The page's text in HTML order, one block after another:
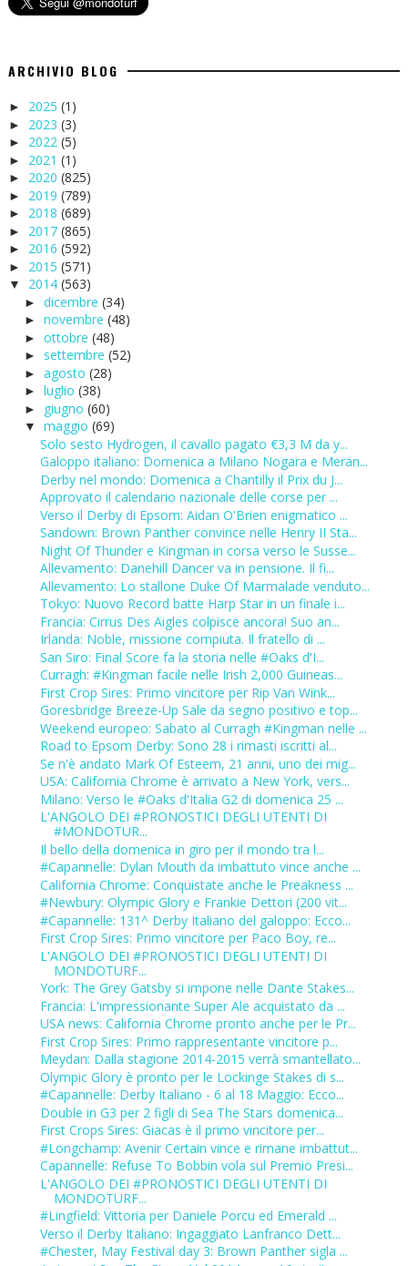
ARCHIVIO BLOG
► 2025 (1)
► 2023 (3)
► 2022 (5)
► 2021 (1)
► 2020 (825)
► 2019 (789)
► 2018 (689)
► 2017 (865)
► 2016 (592)
► 2015 (571)
▼ 2014 (563)
► dicembre (34)
► novembre (48)
► ottobre (48)
► settembre (52)
► agosto (28)
► luglio (38)
► giugno (60)
▼ maggio (69)
Solo sesto Hydrogen, il cavallo pagato €3,3 M da y...
Galoppo italiano: Domenica a Milano Nogara e Meran...
Derby nel mondo: Domenica a Chantilly il Prix du J...
Approvato il calendario nazionale delle corse per ...
Verso il Derby di Epsom: Aidan O'Brien enigmatico ...
Sandown: Brown Panther convince nelle Henry II Sta...
Night Of Thunder e Kingman in corsa verso le Susse...
Allevamento: Danehill Dancer va in pensione. Il fi...
Allevamento: Lo stallone Duke Of Marmalade venduto...
Tokyo: Nuovo Record batte Harp Star in un finale i...
Francia: Cirrus Des Aigles colpisce ancora! Suo an...
Irlanda: Noble, missione compiuta. Il fratello di ...
San Siro: Final Score fa la storia nelle #Oaks d'I...
Curragh: #Kingman facile nelle Irish 2,000 Guineas...
First Crop Sires: Primo vincitore per Rip Van Wink...
Goresbridge Breeze-Up Sale da segno positivo e top...
Weekend europeo: Sabato al Curragh #Kingman nelle ...
Road to Epsom Derby: Sono 28 i rimasti iscritti al...
Se n'è andato Mark Of Esteem, 21 anni, uno dei mig...
USA: California Chrome è arrivato a New York, vers...
Milano: Verso le #Oaks d'Italia G2 di domenica 25 ...
L'ANGOLO DEI #PRONOSTICI DEGLI UTENTI DI
#MONDOTUR...
Il bello della domenica in giro per il mondo tra l...
#Capannelle: Dylan Mouth da imbattuto vince anche ...
California Chrome: Conquistate anche le Preakness ...
#Newbury: Olympic Glory e Frankie Dettori (200 vit...
#Capannelle: 131^ Derby Italiano del galoppo: Ecco...
First Crop Sires: Primo vincitore per Paco Boy, re...
L'ANGOLO DEI #PRONOSTICI DEGLI UTENTI DI
MONDOTURF...
York: The Grey Gatsby si impone nelle Dante Stakes...
Francia: L'impressionante Super Ale acquistato da ...
USA news: California Chrome pronto anche per le Pr...
First Crop Sires: Primo rappresentante vincitore p...
Meydan: Dalla stagione 2014-2015 verrà smantellato...
Olympic Glory è pronto per le Lockinge Stakes di s...
#Capannelle: Derby Italiano - 6 al 18 Maggio: Ecco...
Double in G3 per 2 figli di Sea The Stars domenica...
First Crops Sires: Giacas è il primo vincitore per...
#Longchamp: Avenir Certain vince e rimane imbattut...
Capannelle: Refuse To Bobbin vola sul Premio Presi...
L'ANGOLO DEI #PRONOSTICI DEGLI UTENTI DI
MONDOTURF...
#Lingfield: Vittoria per Daniele Porcu ed Emerald ...
Verso il Derby Italiano: Ingaggiato Lanfranco Dett...
#Chester, May Festival day 3: Brown Panther sigla ...